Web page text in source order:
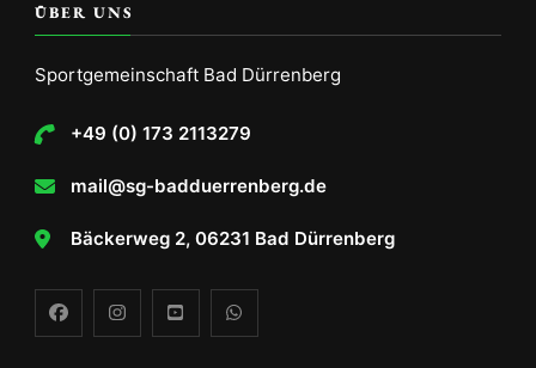
ÜBER UNS
Sportgemeinschaft Bad Dürrenberg
+49 (0) 173 2113279
mail@sg-badduerrenberg.de
Bäckerweg 2, 06231 Bad Dürrenberg